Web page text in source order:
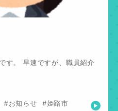
す。 早速ですが、職員紹介
#お知らせ #姫路市